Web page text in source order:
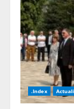
.Index